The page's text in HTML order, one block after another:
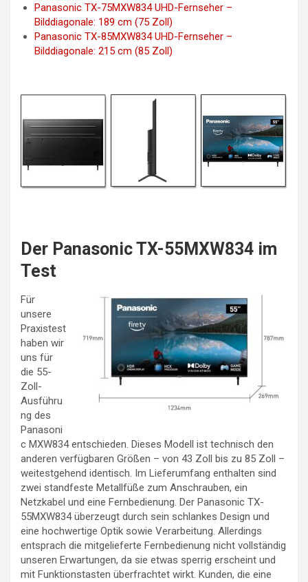
Panasonic TX-75MXW834 UHD-Fernseher –
Bilddiagonale: 189 cm (75 Zoll)
Panasonic TX-85MXW834 UHD-Fernseher –
Bilddiagonale: 215 cm (85 Zoll)
Der Panasonic TX-55MXW834 im
Test
Für
unsere
Praxistest
haben wir
uns für
die 55-
Zoll-
Ausführu
ng des
Panasoni
c MXW834 entschieden. Dieses Modell ist technisch den
anderen verfügbaren Größen – von 43 Zoll bis zu 85 Zoll –
weitestgehend identisch. Im Lieferumfang enthalten sind
zwei standfeste Metallfüße zum Anschrauben, ein
Netzkabel und eine Fernbedienung. Der Panasonic TX-
55MXW834 überzeugt durch sein schlankes Design und
eine hochwertige Optik sowie Verarbeitung. Allerdings
entsprach die mitgelieferte Fernbedienung nicht vollständig
unseren Erwartungen, da sie etwas sperrig erscheint und
mit Funktionstasten überfrachtet wirkt. Kunden, die eine